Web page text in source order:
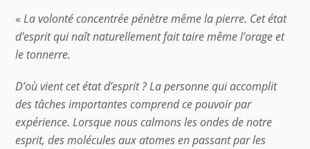
«La volontéconcentrée pénètre même la pierre. Cet état
d’esprit qui naît naturellement fait taire même l’orage et
le tonnerre.
D’oùvient cet état d’esprit ? La personne qui accomplit
des tâches importantes comprend ce pouvoir par
expérience. Lorsque nous calmons les ondes de notre
esprit, des molécules aux atomes en passant par les